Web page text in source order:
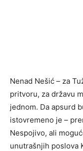
Nenad Nešić – za
pritvoru, za državu
jednom. Da apsurd
istovremeno je –
Nespojivo, ali
unutrašnjih poslova